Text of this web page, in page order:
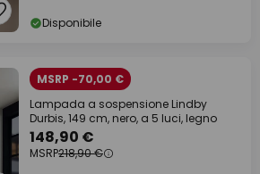
Disponibile
MSRP -70,00 €
Lampada a sospensione Lindby
Durbis, 149 cm, nero, a 5 luci, legno
148,90 €
MSRP218,90 €